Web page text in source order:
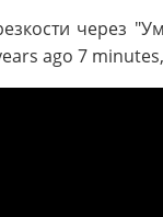
через
ago 7